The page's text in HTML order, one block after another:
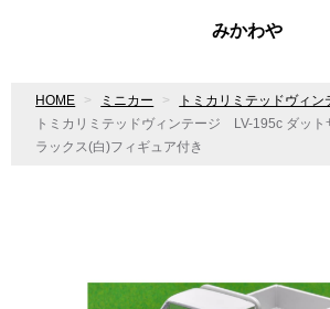
みかわや
HOME ミニカー
トミカリミテッドヴィン
トミカリミテッドヴィンテージ LV-195c ダッ
ラックス(白)フィギュア付き